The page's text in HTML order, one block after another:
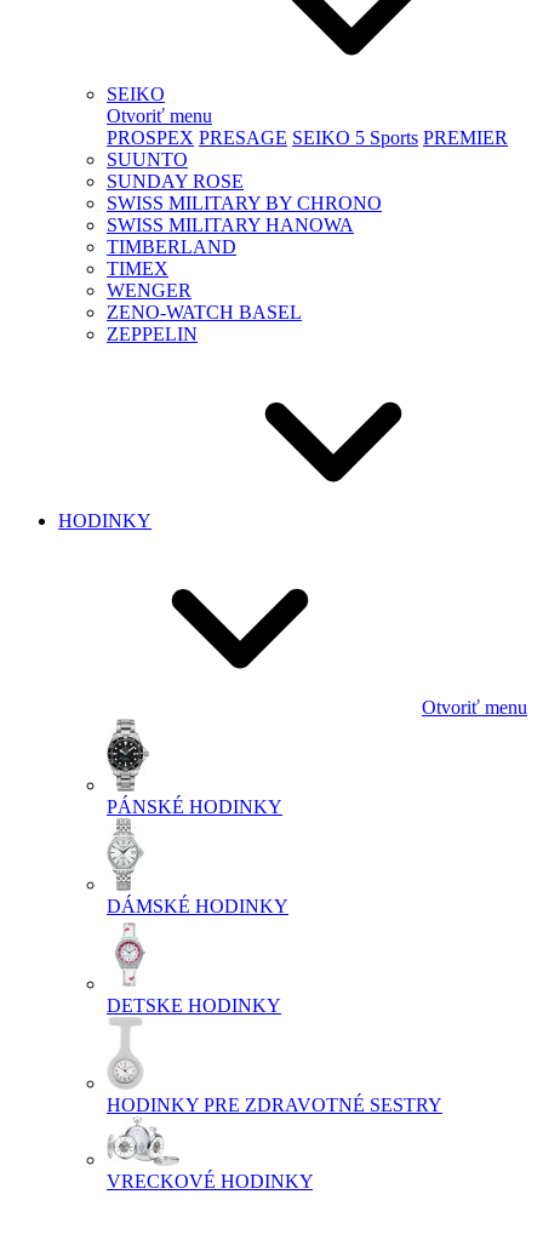
SEIKO
Otvoriť menu
PROSPEX PRESAGE SEIKO 5 Sports PREMIER
SUUNTO
SUNDAY ROSE
SWISS MILITARY BY CHRONO
SWISS MILITARY HANOWA
TIMBERLAND
TIMEX
WENGER
ZENO-WATCH BASEL
ZEPPELIN
HODINKY
Otvoriť menu
PÁNSKÉ HODINKY
DÁMSKÉ HODINKY
DETSKE HODINKY
HODINKY PRE ZDRAVOTNÉ SESTRY
VRECKOVÉ HODINKY